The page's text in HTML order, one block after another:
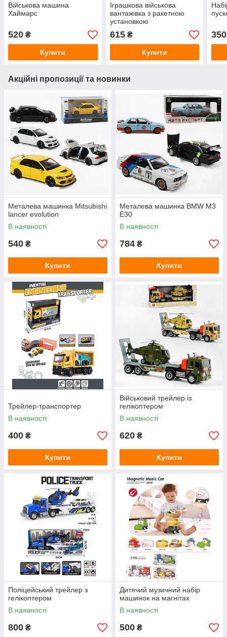
Військова машина
Хаймарс
520 ₴
Купити
Іграшкова військова
вантажівка з ракетною
установкою
615₴
Купити
350
Акційні пропозиції та новинки
Металева машинка Mitsubishi
lancer evolution
В наявності
540 ₴
Купити
Металева машинка BMW M3
E30
В наявності
784 ₴
Купити
Трейлер-транспортер
В наявності
400 ₴
Купити
Військовий трейлер із
гелікоптером
В наявності
620 ₴
Купити
Поліцейський трейлер з
гелікоптером
В наявності
800 ₴
Дитячий музичний набір
машинок на магнітах
В наявності
500 ₴